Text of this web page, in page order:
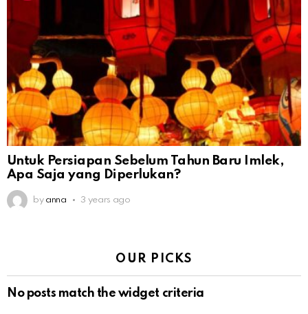
Untuk Persiapan Sebelum Tahun Baru Imlek,
Apa Saja yang Diperlukan?
by anna 3 years ago
OUR PICKS
No posts match the widget criteria